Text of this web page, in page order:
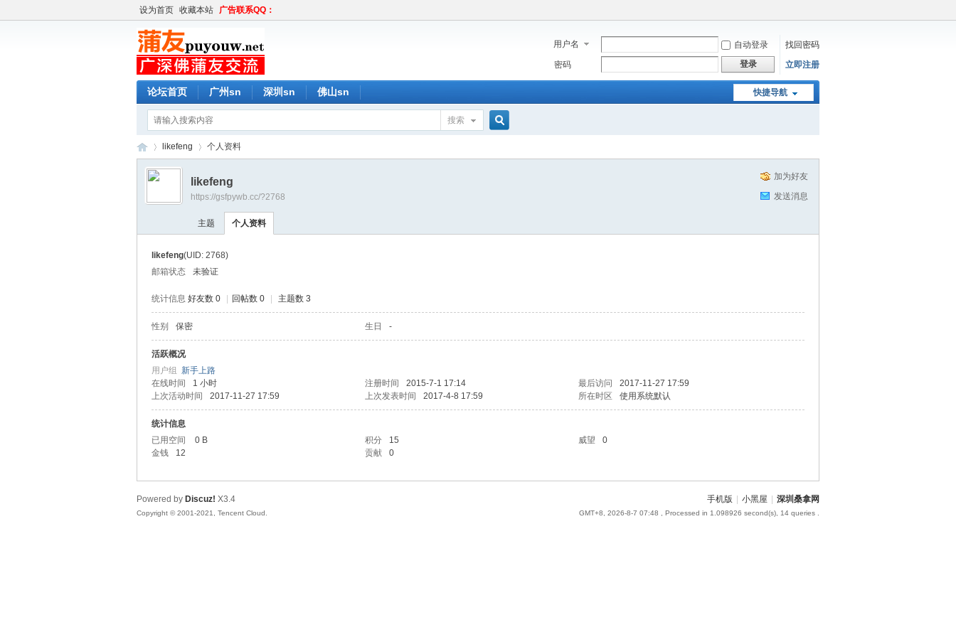
设为首页 收藏本站 广告联系QQ：
用户名 自动登录
找回密码
密码
登录 立即注册
快捷导航
论坛首页 广州sn 深圳sn 佛山sn
搜索
›
likefeng 个人资料
加为好友
发送消息
likefeng
https://gsfpywb.cc/?2768
主题 个人资料
likefeng(UID: 2768)
邮箱状态
未验证
统计信息 好友数 0 回帖数 0 主题数 3
性别 保密 生日 -
活跃概况
用户组 新手上路
在线时间
1 小时 注册时间 2015-7-1 17:14 最后访问
2017-11-27 17:59
上次活动时间
2017-11-27 17:59 上次发表时间 2017-4-8 17:59 所在时区 使用系统默认
统计信息
已用空间
0 B 积分 15 威望
0
金钱
12 贡献 0
手机版 小黑屋 深圳桑拿网
GMT+8, 2026-8-7 07:48 , Processed in 1.098926 second(s), 14 queries .
Powered by Discuz! X3.4
Copyright © 2001-2021, Tencent Cloud.